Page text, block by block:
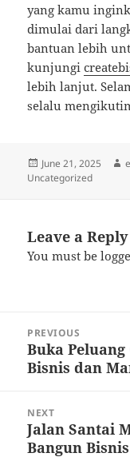
yang kamu
dimulai dari
bantuan lebih
kunjungi
lebih lanjut.
selalu
Posted
on
June 21, 2025
Uncategorized
Leave a Reply
You must be
navigation
PREVIOUS
Previous
post:
Buka
Bisnis dan
NEXT
Next
post:
Jalan Santai
Bangun